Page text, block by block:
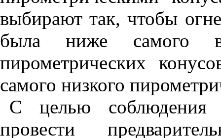
выбирают так, чтобы
была ниже самого
пирометрических
самого низкого
С целью соблюдения
провести